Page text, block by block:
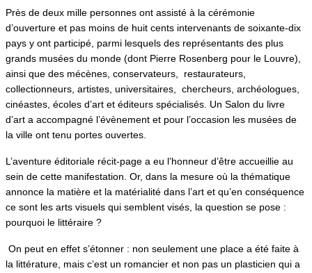
Près de deux mille personnes ont assisté à la cérémonie
d’ouverture et pas moins de huit cents intervenants de soixante-dix
pays y ont participé, parmi lesquels des représentants des plus
grands musées du monde (dont Pierre Rosenberg pour le Louvre),
ainsi que des mécènes, conservateurs, restaurateurs,
collectionneurs, artistes, universitaires, chercheurs, archéologues,
cinéastes, écoles d’art et éditeurs spécialisés. Un Salon du livre
d’art a accompagné l’évènement et pour l’occasion les musées de
la ville ont tenu portes ouvertes.
L’aventure éditoriale récit-page a eu l’honneur d’être accueillie au
sein de cette manifestation. Or, dans la mesure où la thématique
annonce la matière et la matérialité dans l’art et qu’en conséquence
ce sont les arts visuels qui semblent visés, la question se pose :
pourquoi le littéraire ?
On peut en effet s’étonner : non seulement une place a été faite à
la littérature, mais c’est un romancier et non pas un plasticien qui a